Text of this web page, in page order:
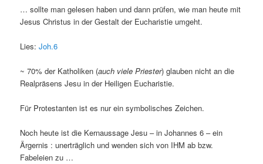
… sollte man gelesen haben und dann prüfen, wie man heute mit
Jesus Christus in der Gestalt der Eucharistie umgeht.
Lies:Joh.6
~ 70% der Katholiken (auch viele Priester) glauben nicht an die
Realpräsens Jesu in der Heiligen Eucharistie.
Für Protestanten ist es nur ein symbolisches Zeichen.
Noch heute ist die Kernaussage Jesu – in Johannes 6 – ein
Ärgernis : unerträglich und wenden sich von IHM ab bzw.
Fabeleien zu …